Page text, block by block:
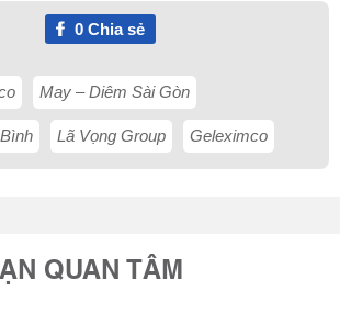
0Chia sẻ
May – Diêm Sài Gòn
Lã Vọng Group Geleximco
QUAN TÂM